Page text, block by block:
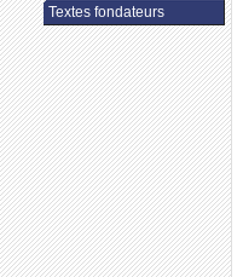
Textes fondateurs